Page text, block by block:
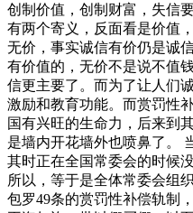
创制价值，创制财富，失信
有两个寄义，反面看是价值
无价，事实诚信有价仍是诚
有价值的，无价不是说不值
信更主要了。而为了让人们
激励和教育功能。而赏罚性
国有兴旺的生命力，后来到
是墙内开花墙外也喷鼻了。
其时正在全国常委会的时候
所以，等于是全体常委会组
包罗49条的赏罚性补偿轨制